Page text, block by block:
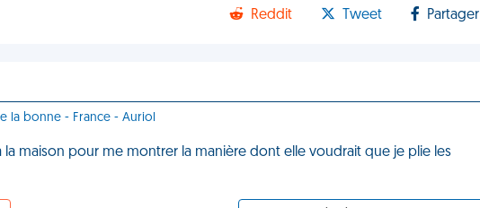
Reddit Tweet Partager
la bonne - France - Auriol
maison pour me montrer la manière dont elle voudrait que je plie les